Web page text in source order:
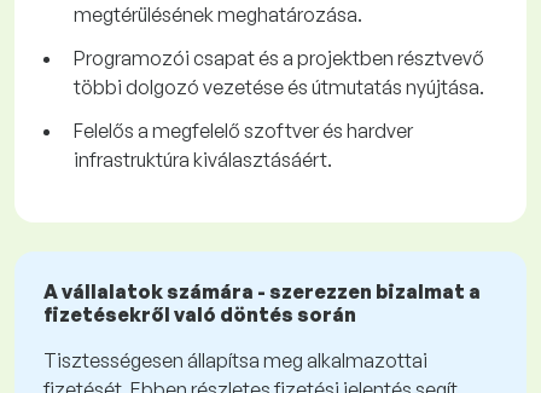
megtérülésének meghatározása.
Programozói csapat és a projektben résztvevő
többi dolgozó vezetése és útmutatás nyújtása.
Felelős a megfelelő szoftver és hardver
infrastruktúra kiválasztásáért.
A vállalatok számára - szerezzen bizalmat a
fizetésekről való döntés során
Tisztességesen állapítsa meg alkalmazottai